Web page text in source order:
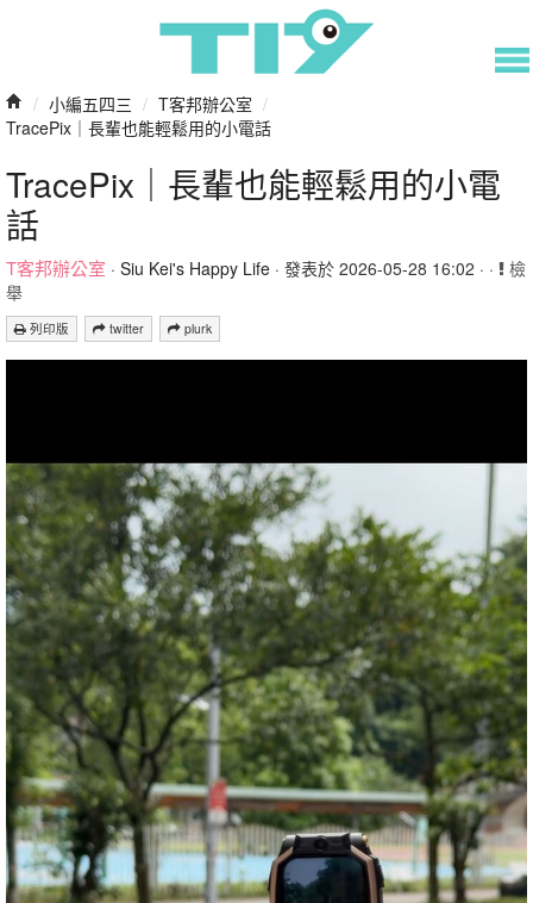
/ 小編五四三 / T客邦辦公室 /
TracePix｜長輩也能輕鬆用的小電話
TracePix｜長輩也能輕鬆用的小電
話
T客邦辦公室 · Siu Kei's Happy Life · 發表於 2026-05-28 16:02 · ·
檢
舉
列印版 twitter plurk